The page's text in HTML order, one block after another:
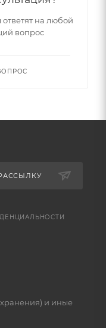
на любой
вопрос
и иные